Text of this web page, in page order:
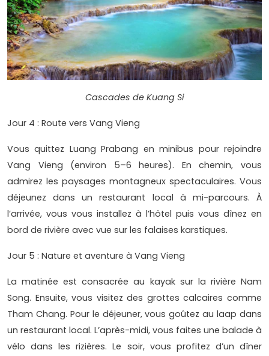
Cascades de Kuang Si
Jour 4 : Route vers Vang Vieng
Vous quittez Luang Prabang en minibus pour rejoindre
Vang Vieng (environ 5–6 heures). En chemin, vous
admirez les paysages montagneux spectaculaires. Vous
déjeunez dans un restaurant local à mi-parcours. À
l’arrivée, vous vous installez à l’hôtel puis vous dînez en
bord de rivière avec vue sur les falaises karstiques.
Jour 5 : Nature et aventure à Vang Vieng
La matinée est consacrée au kayak sur la rivière Nam
Song. Ensuite, vous visitez des grottes calcaires comme
Tham Chang. Pour le déjeuner, vous goûtez au laap dans
un restaurant local. L’après-midi, vous faites une balade à
vélo dans les rizières. Le soir, vous profitez d’un dîner